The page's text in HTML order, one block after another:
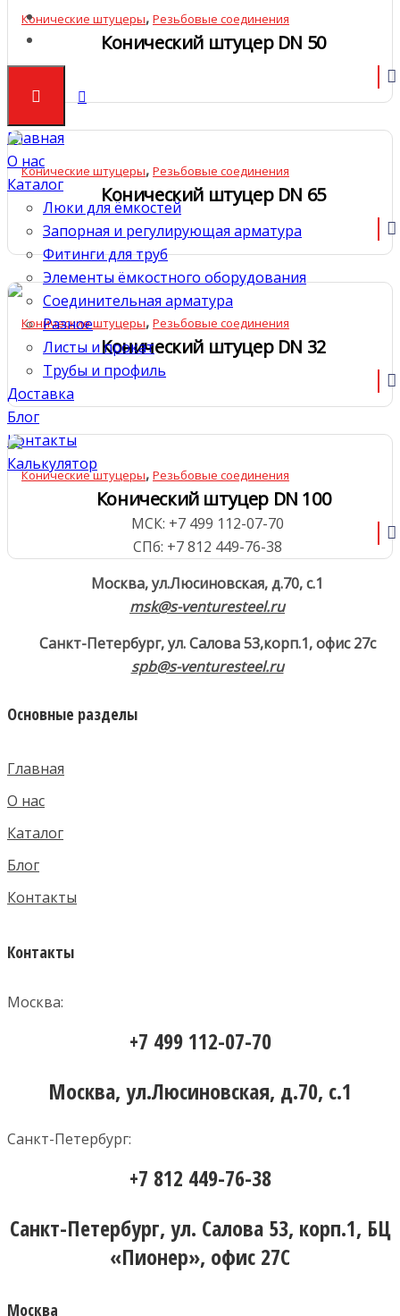
Главная
О нас
Каталог
Люки для ёмкостей
Запорная и регулирующая арматура
Фитинги для труб
Элементы ёмкостного оборудования
Соединительная арматура
Разное
Листы и прокат
Трубы и профиль
Доставка
Блог
Контакты
Калькулятор
МСК: +7 499 112-07-70
СПб: +7 812 449-76-38
Москва, ул.Люсиновская, д.70, с.1
msk@s-venturesteel.ru
Санкт-Петербург, ул. Салова 53,корп.1, офис 27с
spb@s-venturesteel.ru
Конические штуцеры, Резьбовые соединения
Конический штуцер DN 50
Конические штуцеры, Резьбовые соединения
Конический штуцер DN 65
Конические штуцеры, Резьбовые соединения
Конический штуцер DN 32
Конические штуцеры, Резьбовые соединения
Конический штуцер DN 100
Основные разделы
Главная
О нас
Каталог
Блог
Контакты
Контакты
Москва:
+7 499 112-07-70
Москва, ул.Люсиновская, д.70, с.1
Санкт-Петербург:
+7 812 449-76-38
Санкт-Петербург, ул. Салова 53, корп.1, БЦ
«Пионер», офис 27С
Москва